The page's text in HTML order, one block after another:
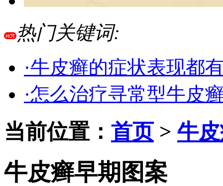
热门关键词:
·牛皮癣的症状表现都
·怎么治疗寻常型牛皮
当前位置： 首页> 牛
牛皮癣早期图案